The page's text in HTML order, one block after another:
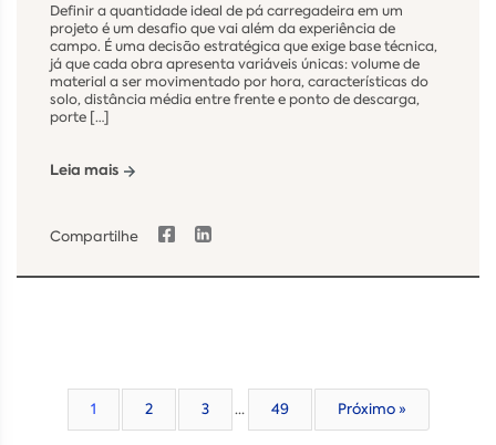
Definir a quantidade ideal de pá carregadeira em um
projeto é um desafio que vai além da experiência de
campo. É uma decisão estratégica que exige base técnica,
já que cada obra apresenta variáveis únicas: volume de
material a ser movimentado por hora, características do
solo, distância média entre frente e ponto de descarga,
porte […]
Leia mais
Compartilhe
1 2 3 … 49 Próximo »